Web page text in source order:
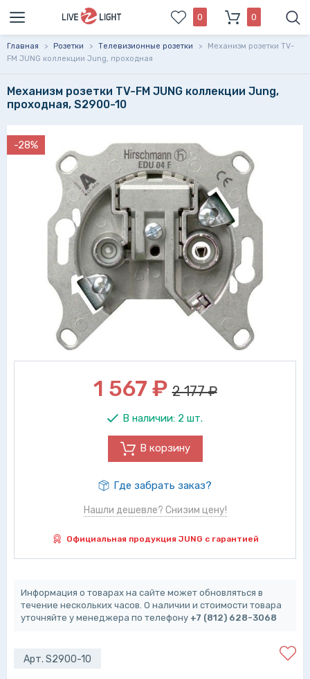
0 0
Главная > Розетки > Телевизионные розетки >
Механизм розетки TV-
FM JUNG коллекции Jung, проходная
Механизм розетки TV-FM JUNG коллекции Jung,
проходная, S2900-10
-28%
1 567 ₽ 2 177 ₽
В наличии: 2 шт.
В корзину
Где забрать заказ?
Нашли дешевле? Снизим цену!
Официальная продукция JUNG с гарантией
Информация о товарах на сайте может обновляться в
течение нескольких часов. О наличии и стоимости товара
уточняйте у менеджера по телефону +7 (812) 628-3068
Арт. S2900-10